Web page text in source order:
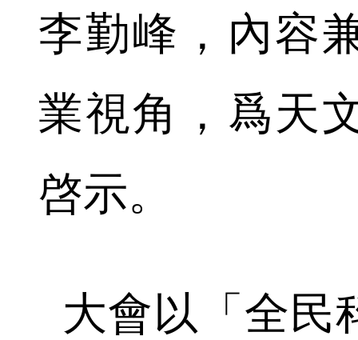
李勤峰，內容
業視角，爲天
啓示。
大會以「全民